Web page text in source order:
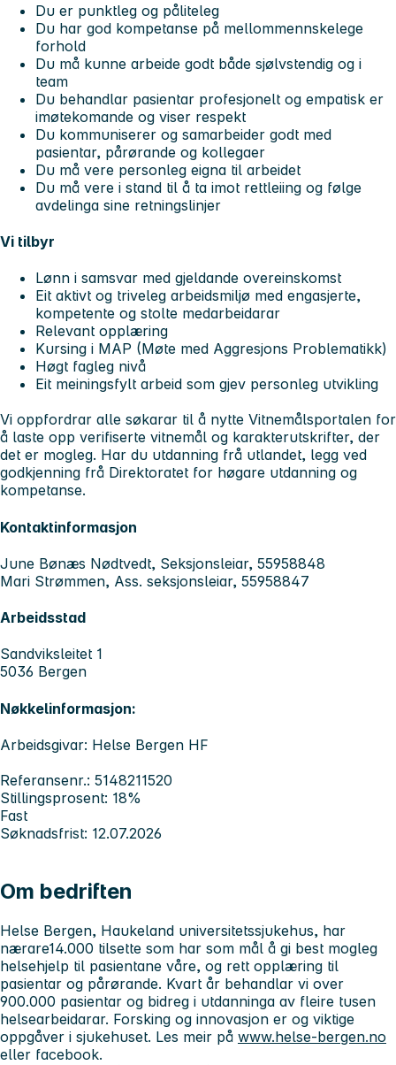
Du er punktleg og påliteleg
Du har god kompetanse på mellommennskelege
forhold
Du må kunne arbeide godt både sjølvstendig og i
team
Du behandlar pasientar profesjonelt og empatisk er
imøtekomande og viser respekt
Du kommuniserer og samarbeider godt med
pasientar, pårørande og kollegaer
Du må vere personleg eigna til arbeidet
Du må vere i stand til å ta imot rettleiing og følge
avdelinga sine retningslinjer
Vi tilbyr
Lønn i samsvar med gjeldande overeinskomst
Eit aktivt og triveleg arbeidsmiljø med engasjerte,
kompetente og stolte medarbeidarar
Relevant opplæring
Kursing i MAP (Møte med Aggresjons Problematikk)
Høgt fagleg nivå
Eit meiningsfylt arbeid som gjev personleg utvikling
Vi oppfordrar alle søkarar til å nytte Vitnemålsportalen for
å laste opp verifiserte vitnemål og karakterutskrifter, der
det er mogleg. Har du utdanning frå utlandet, legg ved
godkjenning frå Direktoratet for høgare utdanning og
kompetanse.
Kontaktinformasjon
June Bønæs Nødtvedt, Seksjonsleiar, 55958848
Mari Strømmen, Ass. seksjonsleiar, 55958847
Arbeidsstad
Sandviksleitet 1
5036 Bergen
Nøkkelinformasjon:
Arbeidsgivar: Helse Bergen HF
Referansenr.: 5148211520
Stillingsprosent: 18%
Fast
Søknadsfrist: 12.07.2026
Om bedriften
Helse Bergen, Haukeland universitetssjukehus, har
nærare14.000 tilsette som har som mål å gi best mogleg
helsehjelp til pasientane våre, og rett opplæring til
pasientar og pårørande. Kvart år behandlar vi over
900.000 pasientar og bidreg i utdanninga av fleire tusen
helsearbeidarar. Forsking og innovasjon er og viktige
oppgåver i sjukehuset. Les meir på www.helse-bergen.no
eller facebook.